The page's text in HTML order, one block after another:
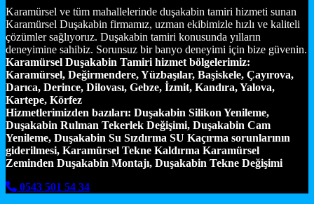
Karamürsel ve tüm mahallelerinde duşakabin tamiri hizmeti sunan
Karamürsel Duşakabin firmamız, uzman ekibimizle hızlı ve kaliteli
çözümler sağlıyoruz. Duşakabin tamiri konusunda yılların
deneyimine sahibiz. Sorunsuz bir banyo deneyimi için bize güvenin.
Karamürsel Duşakabin Tamiri hizmet bölgelerimiz:
Karamürsel, Değirmendere, Yüzbaşılar, Başiskele, Çayırova,
Darıca, Derince, Dilovası, Gebze, İzmit, Kandıra, Yalova,
Kartepe, Körfez
Hizmetlerimizden bazıları: Duşakabin Silikon Yenileme,
Duşakabin Rulman Tekerlek Değişimi, Duşakabin Cam
Yenileme, Duşakabin Su Sızdırma SU Kaçırma sorunlarının
giderilmesi, Karamürsel Tekne Kaldırma Karamürsel
Zeminden Duşakabin Montajı, Duşakabin Tekne Değişimi
0543 501 54 34